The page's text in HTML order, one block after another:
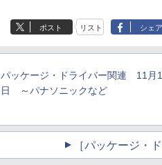
7インチディスプレ
イ、色調調節ライ
テリー、広告なし、
￥22,980
ない、大きな画面で
読みやすい、6週間持
チディスプレイ電子
ック、16GB、広告な
し
￥16,980
ポスト リスト シェア
パッケージ・ドライバー関連 11月
日 ～パナソニックなど
［パッケージ・